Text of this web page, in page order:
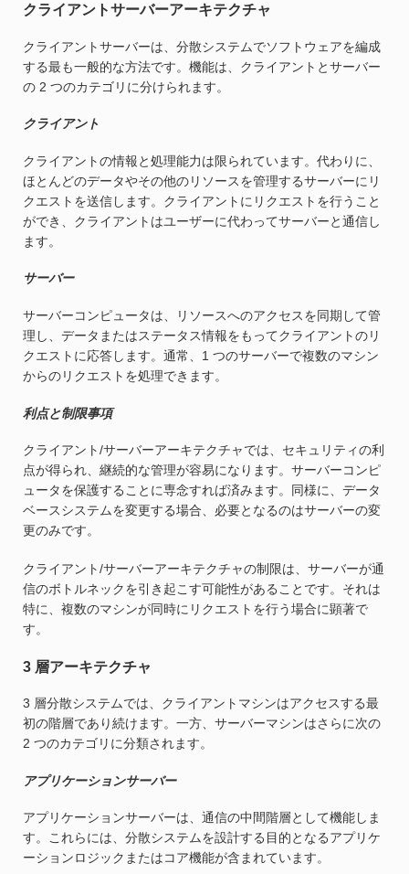
クライアントサーバーアーキテクチャ
クライアントサーバーは、分散システムでソフトウェアを編成
する最も一般的な方法です。機能は、クライアントとサーバー
の 2 つのカテゴリに分けられます。
クライアント
クライアントの情報と処理能力は限られています。代わりに、
ほとんどのデータやその他のリソースを管理するサーバーにリ
クエストを送信します。クライアントにリクエストを行うこと
ができ、クライアントはユーザーに代わってサーバーと通信し
ます。
サーバー
サーバーコンピュータは、リソースへのアクセスを同期して管
理し、データまたはステータス情報をもってクライアントのリ
クエストに応答します。通常、1 つのサーバーで複数のマシン
からのリクエストを処理できます。
利点と制限事項
クライアント/サーバーアーキテクチャでは、セキュリティの利
点が得られ、継続的な管理が容易になります。サーバーコンピ
ュータを保護することに専念すれば済みます。同様に、データ
ベースシステムを変更する場合、必要となるのはサーバーの変
更のみです。
クライアント/サーバーアーキテクチャの制限は、サーバーが通
信のボトルネックを引き起こす可能性があることです。それは
特に、複数のマシンが同時にリクエストを行う場合に顕著で
す。
3 層アーキテクチャ
3 層分散システムでは、クライアントマシンはアクセスする最
初の階層であり続けます。一方、サーバーマシンはさらに次の
2 つのカテゴリに分類されます。
アプリケーションサーバー
アプリケーションサーバーは、通信の中間階層として機能しま
す。これらには、分散システムを設計する目的となるアプリケ
ーションロジックまたはコア機能が含まれています。